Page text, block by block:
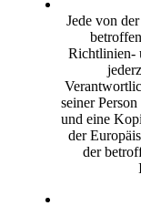
Jede von
Richtlinien-
seiner
und eine
der
der